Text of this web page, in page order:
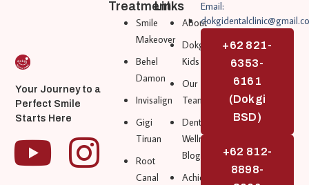
Your Journey to a
Perfect Smile
Starts Here
Links
About
Dokgi
Kids
Our
Team
Dental
Wellness
Blog
Achievement
Treatment
Smile
Makeover
Behel
Damon
Invisalign
Gigi
Tiruan
Root
Canal
Email:
+62 821-
6353-
6161
(Dokgi
BSD)
+62 812-
8898-